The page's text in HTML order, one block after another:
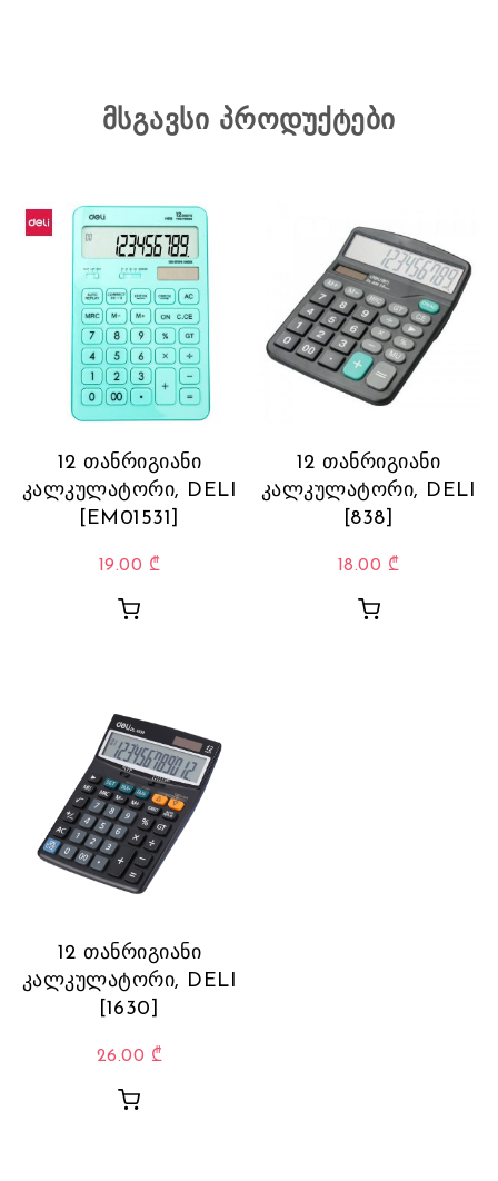
მსგავსი პროდუქტები
12 თანრიგიანი
კალკულატორი, DELI
[EM01531]
19.00 ₾
12 თანრიგიანი
კალკულატორი, DELI
[838]
18.00 ₾
12 თანრიგიანი
კალკულატორი, DELI
[1630]
26.00 ₾